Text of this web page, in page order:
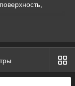
печать и
и держатели
стойки.
вывески,